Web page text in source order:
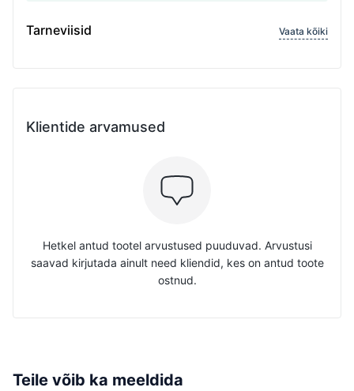
Tarneviisid Vaata kõiki
Klientide arvamused
Hetkel antud tootel arvustused puuduvad. Arvustusi
saavad kirjutada ainult need kliendid, kes on antud toote
ostnud.
Teile võib ka meeldida